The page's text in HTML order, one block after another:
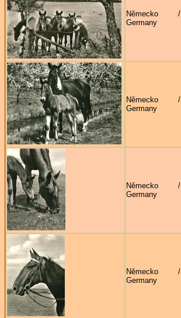
Německo /
Germany
Německo /
Germany
Německo /
Germany
Německo /
Germany